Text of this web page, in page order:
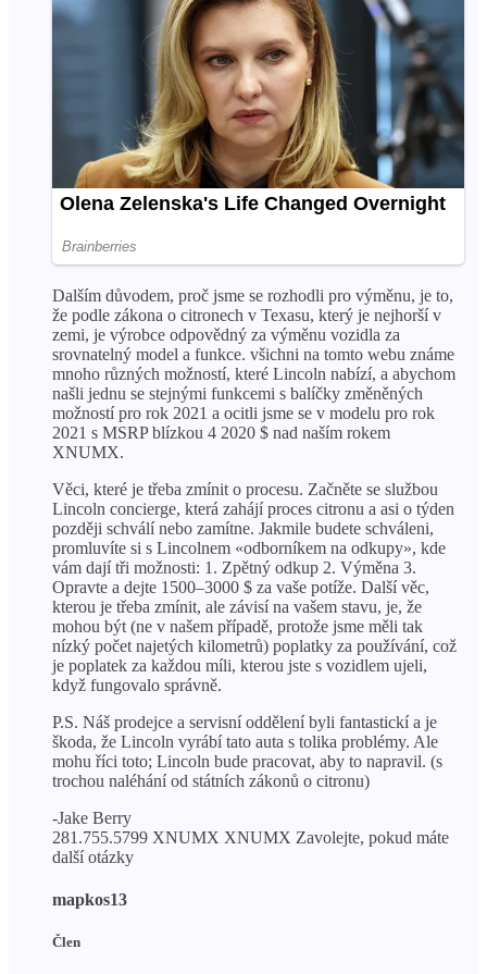
Dalším důvodem, proč jsme se rozhodli pro výměnu, je to,
že podle zákona o citronech v Texasu, který je nejhorší v
zemi, je výrobce odpovědný za výměnu vozidla za
srovnatelný model a funkce. všichni na tomto webu známe
mnoho různých možností, které Lincoln nabízí, a abychom
našli jednu se stejnými funkcemi s balíčky změněných
možností pro rok 2021 a ocitli jsme se v modelu pro rok
2021 s MSRP blízkou 4 2020 $ nad naším rokem
XNUMX.
Věci, které je třeba zmínit o procesu. Začněte se službou
Lincoln concierge, která zahájí proces citronu a asi o týden
později schválí nebo zamítne. Jakmile budete schváleni,
promluvíte si s Lincolnem «odborníkem na odkupy», kde
vám dají tři možnosti: 1. Zpětný odkup 2. Výměna 3.
Opravte a dejte 1500–3000 $ za vaše potíže. Další věc,
kterou je třeba zmínit, ale závisí na vašem stavu, je, že
mohou být (ne v našem případě, protože jsme měli tak
nízký počet najetých kilometrů) poplatky za používání, což
je poplatek za každou míli, kterou jste s vozidlem ujeli,
když fungovalo správně.
P.S. Náš prodejce a servisní oddělení byli fantastickí a je
škoda, že Lincoln vyrábí tato auta s tolika problémy. Ale
mohu říci toto; Lincoln bude pracovat, aby to napravil. (s
trochou naléhání od státních zákonů o citronu)
-Jake Berry
281.755.5799 XNUMX XNUMX Zavolejte, pokud máte
další otázky
mapkos13
Člen